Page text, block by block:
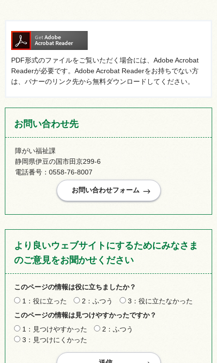
PDF形式のファイルをご覧いただく場合には、Adobe Acrobat
Readerが必要です。Adobe Acrobat Readerをお持ちでない方
は、バナーのリンク先から無料ダウンロードしてください。
お問い合わせ先
障がい福祉課
静岡県伊豆の国市田京299-6
電話番号：0558-76-8007
より良いウェブサイトにするためにみなさま
のご意見をお聞かせください
このページの情報は役に立ちましたか？
1：役に立った
2：ふつう
3：役に立たなかった
このページの情報は見つけやすかったですか？
1：見つけやすかった
2：ふつう
3：見つけにくかった